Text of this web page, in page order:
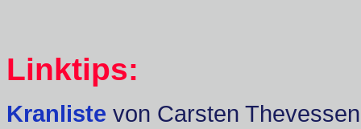
Linktips:
Kranliste von Carsten Thevessen